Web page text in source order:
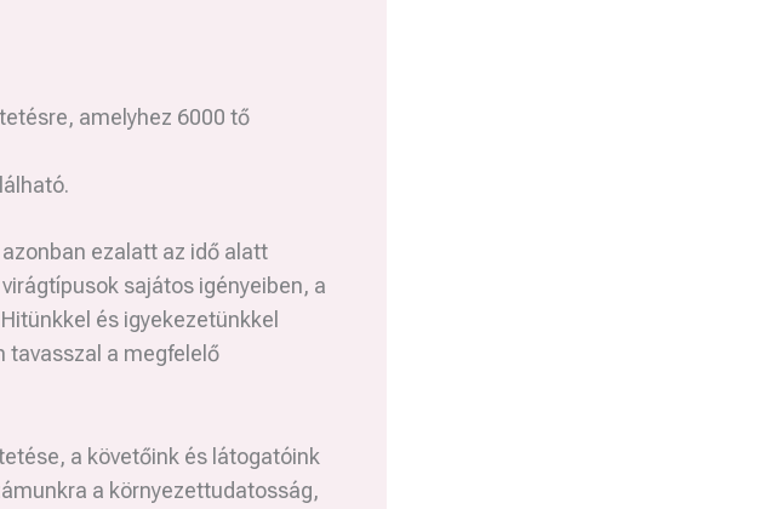
amelyhez 6000 tő
ezalatt az idő alatt
sajátos igényeiben, a
és igyekezetünkkel
tavasszal a megfelelő
a követőink és látogatóink
a környezettudatosság,